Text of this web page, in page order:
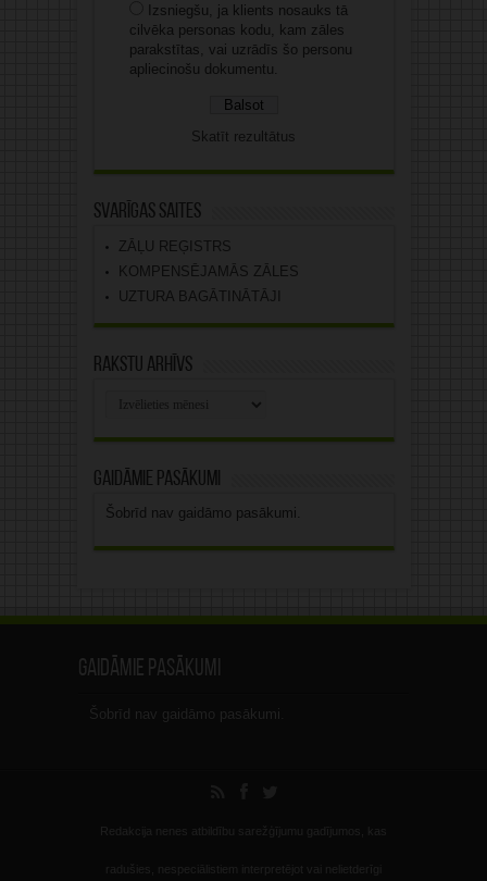
Izsniegšu, ja klients nosauks tā
cilvēka personas kodu, kam zāles
parakstītas, vai uzrādīs šo personu
apliecinošu dokumentu.
Skatīt rezultātus
Svarīgas saites
ZĀĻU REĢISTRS
KOMPENSĒJAMĀS ZĀLES
UZTURA BAGĀTINĀTĀJI
Rakstu arhīvs
Gaidāmie pasākumi
Šobrīd nav gaidāmo pasākumi.
Gaidāmie pasākumi
Šobrīd nav gaidāmo pasākumi.
Redakcija nenes atbildību sarežģījumu gadījumos, kas